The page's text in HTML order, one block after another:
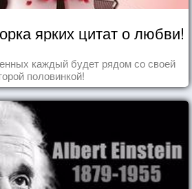
ярких цитат о любви!
каждый будет рядом со своей
половинкой!